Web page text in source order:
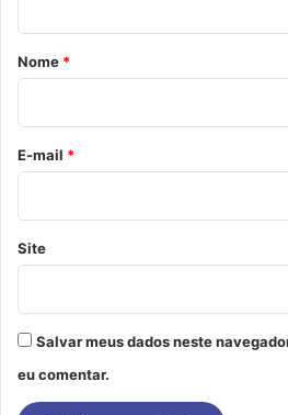
r
o
*
Nome *
E-mail *
Site
Salvar meus dados neste
eu comentar.